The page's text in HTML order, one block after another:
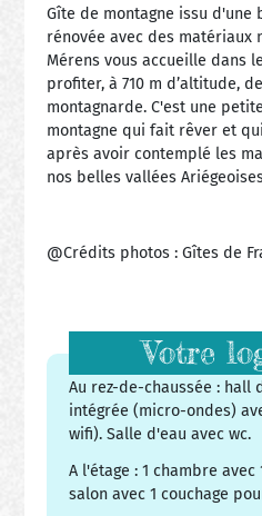
Gîte de montagne issu d'une
rénovée avec des matériaux
Mérens vous accueille dans
profiter, à 710 m d’altitude,
montagnarde. C'est une
montagne qui fait rêver et
après avoir contemplé les
nos belles vallées
@Crédits photos : Gîtes de
Votre
Au rez-de-chaussée : hall
intégrée (micro-ondes)
wifi). Salle d'eau avec wc.
A l'étage : 1 chambre
salon avec 1 couchage